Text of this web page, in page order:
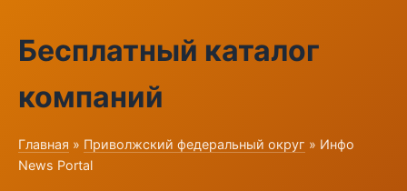
Бесплатный каталог
компаний
Главная » Приволжский федеральный округ » Инфо
News Portal